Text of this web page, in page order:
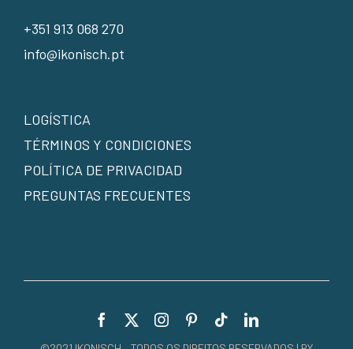
+351 913 068 270
info@ikonisch.pt
LOGÍSTICA
TÉRMINOS Y CONDICIONES
POLÍTICA DE PRIVACIDAD
PREGUNTAS FRECUENTES